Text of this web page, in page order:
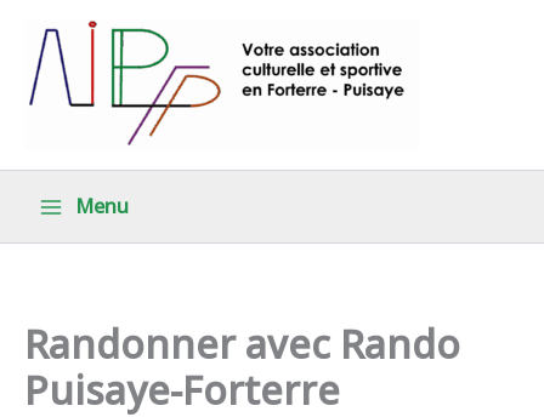
contenu
Menu
Randonner avec Rando
Puisaye-Forterre